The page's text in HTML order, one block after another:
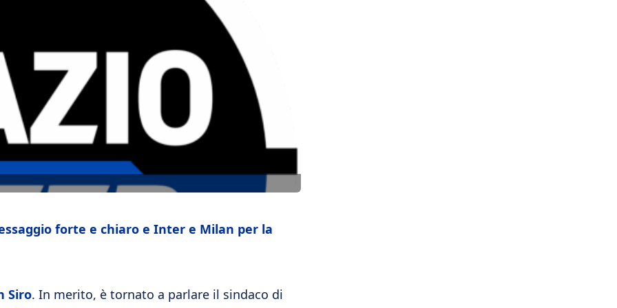
forte e chiaro e Inter e Milan per la
Siro. In merito, è tornato a parlare il sindaco di